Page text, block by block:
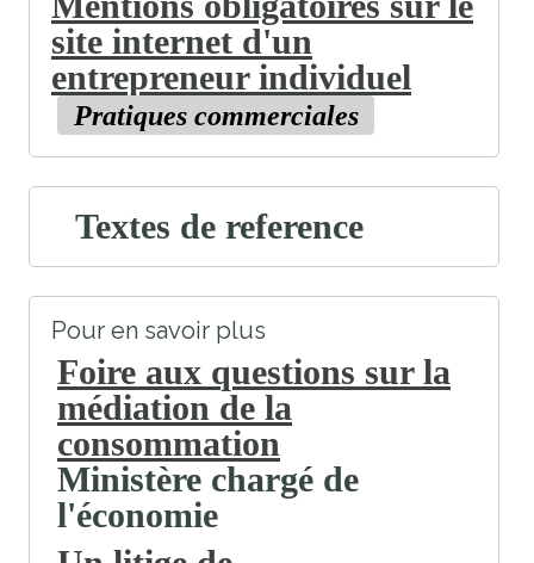
site internet d'un
entrepreneur individuel
Pratiques commerciales
Textes de reference
Pour en savoir plus
Foire aux questions sur la
médiation de la
consommation
Ministère chargé de
l'économie